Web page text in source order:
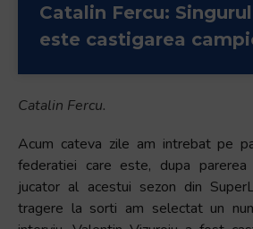
Pentru
cititorul
One
Accessibility,
Catalin Fercu:
este castigarea
Catalin Fercu.
Acum cateva zile am intrebat pe
federatiei care este, dupa
jucator al acestui sezon din
tragere la sorti am selectat un